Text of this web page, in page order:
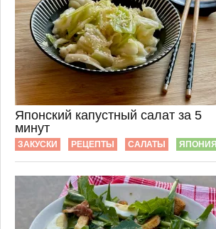
Японский капустный салат за 5
минут
ЗАКУСКИ РЕЦЕПТЫ САЛАТЫ ЯПОНИЯ